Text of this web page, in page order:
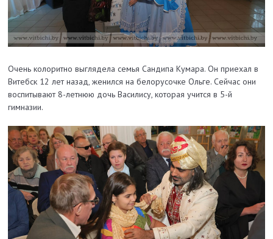
Очень колоритно выглядела семья Сандипа Кумара. Он приехал в
Витебск 12 лет назад, женился на белорусочке Ольге. Сейчас они
воспитывают 8-летнюю дочь Василису, которая учится в 5-й
гимназии.